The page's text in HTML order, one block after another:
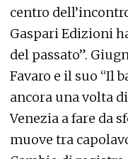
centro
Gaspari Edizioni
del passato”.
Favaro e il suo “Il
ancora una volta
Venezia a fare da
muove tra